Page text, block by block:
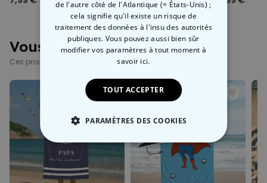
Vous avez vu ?
Ces produits pourraient aussi vous intéresser
de l'autre côté de l'Atlantique (= États-Unis) ;
cela signifie qu'il existe un risque de
traitement des données à l'insu des autorités
publiques. Vous pouvez aussi bien sûr
modifier vos paramètres à tout moment à
savoir ici.
TOUT ACCEPTER
PARAMÈTRES DES COOKIES
STRICTEMENT NÉCESSAIRE
PERFORMANCE